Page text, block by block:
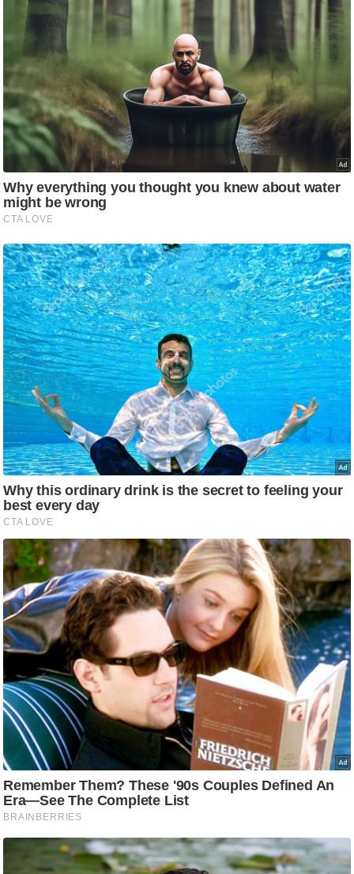
श
घ
रे
लू
स्खे
प
र्य
ट
न
स्थ
ल
फि
ट
ने
स
त्रा
रि
ले
श
न
शि
प
रा
ज
नी
ति
वि
श्ले
ष
ण
म
सा
म
यि
क